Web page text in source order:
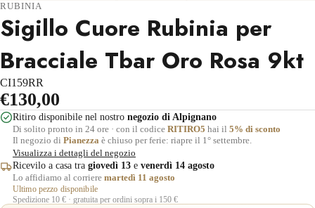
RUBINIA
Sigillo Cuore Rubinia per
Bracciale Tbar Oro Rosa 9kt
CI159RR
€130,00
Ritiro disponibile nel nostro negozio di Alpignano
Di solito pronto in 24 ore · con il codice RITIRO5 hai il 5% di sconto
Il negozio di Pianezza è chiuso per ferie: riapre il 1° settembre.
Visualizza i dettagli del negozio
Ricevilo a casa tra giovedì 13 e venerdì 14 agosto
Lo affidiamo al corriere martedì 11 agosto
Ultimo pezzo disponibile
Spedizione 10 € · gratuita per ordini sopra i 150 €